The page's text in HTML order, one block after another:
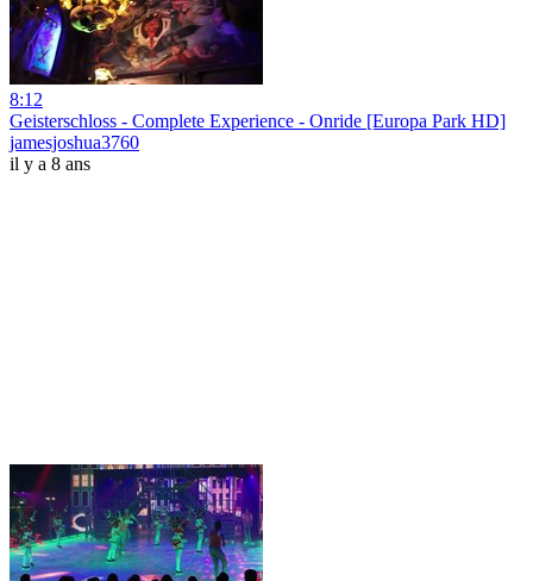
8:12
Geisterschloss - Complete Experience - Onride [Europa Park HD]
jamesjoshua3760
il y a 8 ans